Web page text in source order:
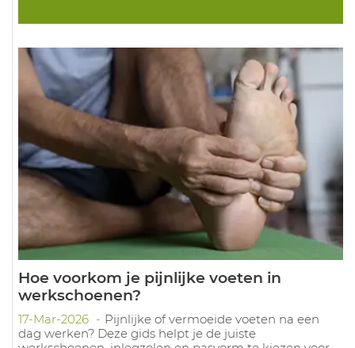
Hoe voorkom je pijnlijke voeten in
werkschoenen?
17-Mar-2026
Pijnlijke of vermoeide voeten na een
dag werken? Deze gids helpt je de juiste